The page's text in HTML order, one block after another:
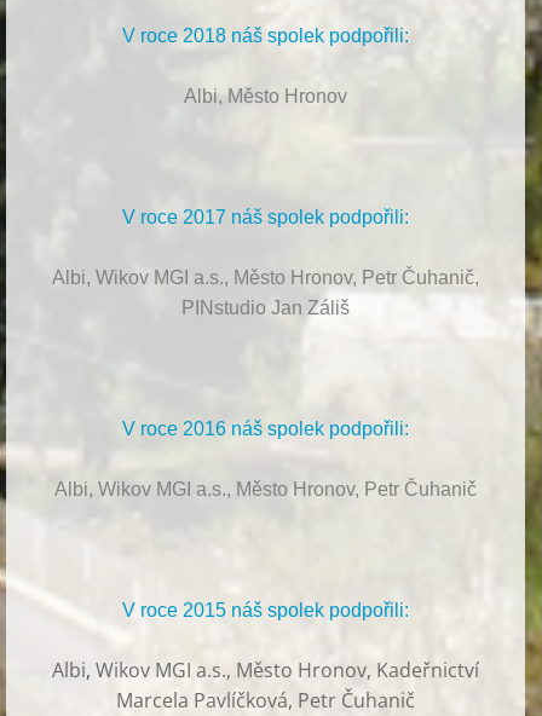
V roce 2018 náš spolek podpořili:
Albi, Město Hronov
V roce 2017 náš spolek podpořili:
Albi, Wikov MGI a.s., Město Hronov, Petr Čuhanič,
PINstudio Jan Záliš
V roce 2016 náš spolek podpořili:
Albi, Wikov MGI a.s., Město Hronov, Petr Čuhanič
V roce 2015 náš spolek podpořili:
Albi,Wikov MGI a.s., Město Hronov, Kadeřnictví
Marcela Pavlíčková, Petr Čuhanič